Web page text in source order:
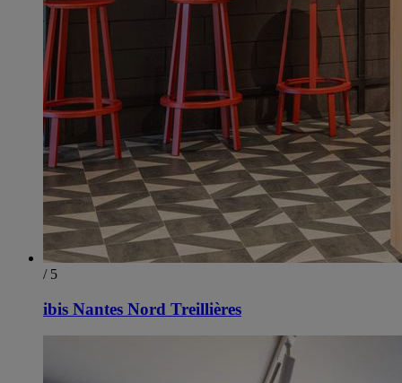
/ 5
ibis Nantes Nord Treillières